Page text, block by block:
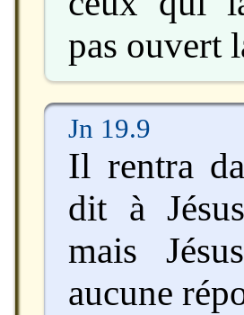
pas ouvert
Jn 19.9
Il rentra
dit à
mais
aucune